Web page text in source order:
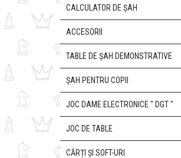
CALCULATOR DE ȘAH
ACCESORII
TABLE DE ȘAH DEMONSTRATIVE
ȘAH PENTRU COPII
JOC DAME ELECTRONICE " DGT "
JOC DE TABLE
CĂRȚI ȘI SOFT-URI